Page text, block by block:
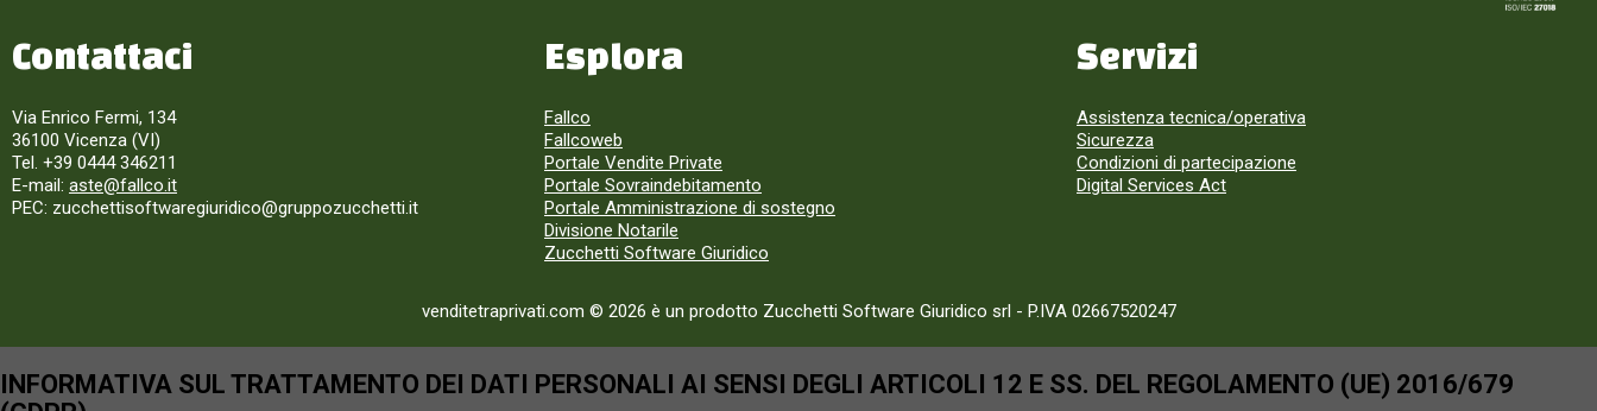
Contattaci
Via Enrico Fermi, 134
36100 Vicenza (VI)
Tel. +39 0444 346211
E-mail: aste@fallco.it
PEC: zucchettisoftwaregiuridico@gruppozucchetti.it
Esplora
Fallco
Fallcoweb
Portale Vendite Private
Portale Sovraindebitamento
Portale Amministrazione di sostegno
Divisione Notarile
Zucchetti Software Giuridico
Servizi
Assistenza tecnica/operativa
Sicurezza
Condizioni di partecipazione
Digital Services Act
venditetraprivati.com © 2026 è un prodotto Zucchetti Software Giuridico srl - P.IVA 02667520247
INFORMATIVA SUL TRATTAMENTO DEI DATI PERSONALI AI SENSI DEGLI ARTICOLI 12 E SS. DEL REGOLAMENTO (UE) 2016/679